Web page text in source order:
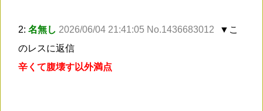
2: 名無し 2026/06/04 21:41:05 No.1436683012
▼こ
のレスに返信
辛くて腹壊す以外満点